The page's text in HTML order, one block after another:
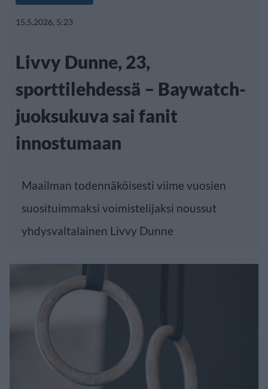
15.5.2026, 5:23
Livvy Dunne, 23,
sporttilehdessä – Baywatch-
juoksukuva sai fanit
innostumaan
Maailman todennäköisesti viime vuosien
suosituimmaksi voimistelijaksi noussut
yhdysvaltalainen Livvy Dunne